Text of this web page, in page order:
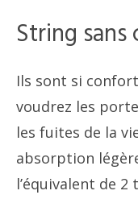
String
Ils sont si
voudrez les
les fuites de la
absorption
l’équivalent de